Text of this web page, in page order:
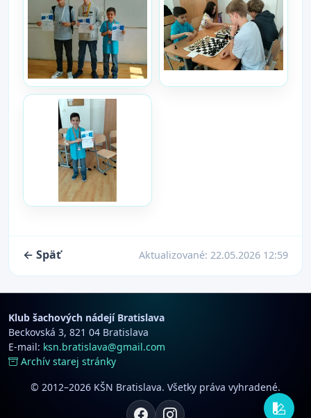
← Späť Aktualizované: 22.05.2026 12:59
Klub šachových nádejí Bratislava
Beckovská 3, 821 04 Bratislava
E-mail: ksn.bratislava@gmail.com
Archív starej stránky
© 2012–2026 KŠN Bratislava. Všetky práva vyhradené.